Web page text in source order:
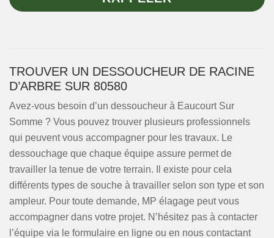
TROUVER UN DESSOUCHEUR DE RACINE
D’ARBRE SUR 80580
Avez-vous besoin d’un dessoucheur à Eaucourt Sur
Somme ? Vous pouvez trouver plusieurs professionnels
qui peuvent vous accompagner pour les travaux. Le
dessouchage que chaque équipe assure permet de
travailler la tenue de votre terrain. Il existe pour cela
différents types de souche à travailler selon son type et son
ampleur. Pour toute demande, MP élagage peut vous
accompagner dans votre projet. N’hésitez pas à contacter
l’équipe via le formulaire en ligne ou en nous contactant